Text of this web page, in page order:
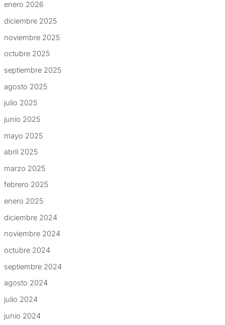
enero 2026
diciembre 2025
noviembre 2025
octubre 2025
septiembre 2025
agosto 2025
julio 2025
junio 2025
mayo 2025
abril 2025
marzo 2025
febrero 2025
enero 2025
diciembre 2024
noviembre 2024
octubre 2024
septiembre 2024
agosto 2024
julio 2024
junio 2024